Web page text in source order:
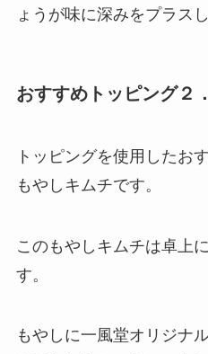
ょうが味に深みをプラス
おすすめトッピング２
トッピングを使用したお
もやしキムチです。
このもやしキムチは卓上
す。
もやしに一風堂オリジナ